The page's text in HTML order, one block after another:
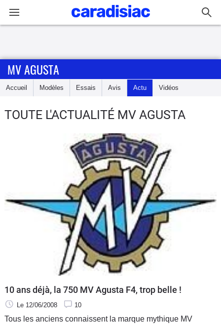
Accueil
Essais
Forum
Services
Auto
MV AGUSTA
Accueil Modèles Essais Avis Actu Vidéos
TOUTE L'ACTUALITÉ MV AGUSTA
10 ans déjà, la 750 MV Agusta F4, trop belle !
Le 12/06/2008 10
Tous les anciens connaissent la marque mythique MV